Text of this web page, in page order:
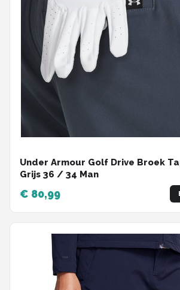
Under Armour Golf Drive Broek
Grijs 36 / 34 Man
€ 80,99